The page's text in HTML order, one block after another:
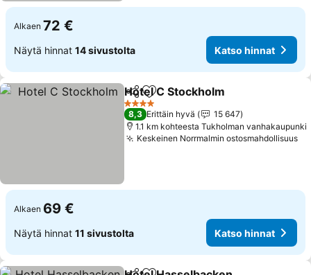
Alkaen 72 €
Näytä hinnat 14 sivustolta Katso hinnat
Jaa Lisää suosikkeihin
Hotel C Stockholm
4 Tähtiluokitus
8,3 Erittäin hyvä
15 647
1.1 km kohteesta Tukholman vanhakaupunki
Keskeinen Norrmalmin ostosmahdollisuus
Alkaen 69 €
Näytä hinnat 11 sivustolta Katso hinnat